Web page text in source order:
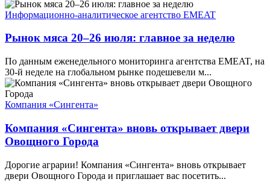
Информационно-аналитическое агентство EMEAT
Рынок мяса 20–26 июля: главное за неделю
По данным еженедельного мониторинга агентства EMEAT, на
30-й неделе на глобальном рынке подешевели м...
Компания «Сингента»
Компания «Сингента» вновь открывает двери
Овощного Города
Дорогие аграрии! Компания «Сингента» вновь открывает
двери Овощного Города и приглашает вас посетить...